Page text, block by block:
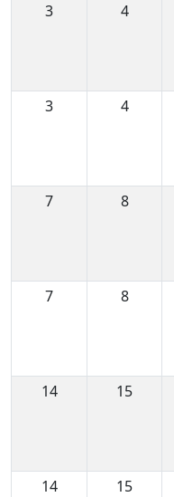
3
4
3
4
7
8
7
8
14
15
14
15